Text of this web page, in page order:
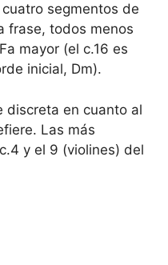
segmentos de
frase, todos menos
mayor (el c.16 es
inicial, Dm).
discreta en cuanto al
Las más
y el 9 (violines) del